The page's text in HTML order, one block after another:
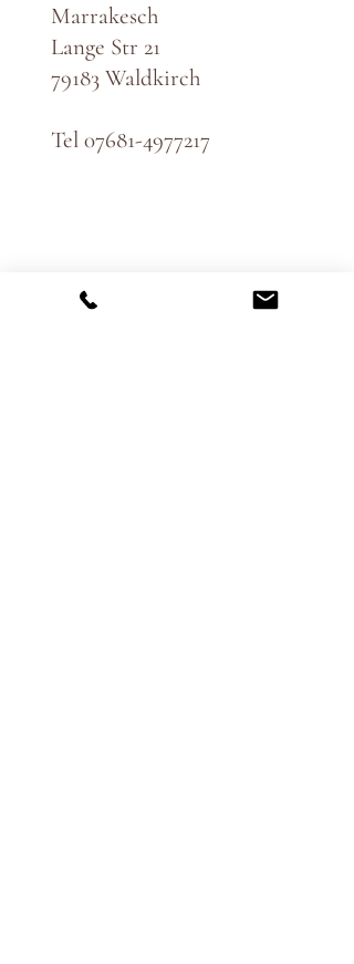
Marrakesch
Lange Str 21
79183 Waldkirch
Tel 07681-4977217